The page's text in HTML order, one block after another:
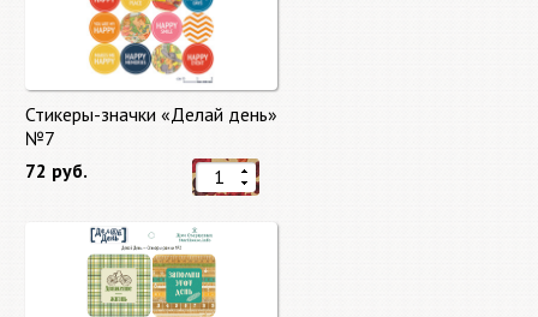
Стикеры-значки «Делай день»
№7
72 руб.